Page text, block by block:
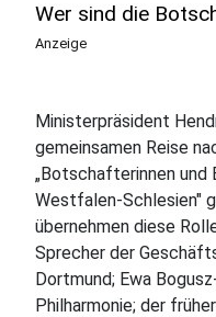
Wer sind die
Anzeige
Ministerpräsident
gemeinsamen Reise
„Botschafterinnen
Westfalen-Schlesien"
übernehmen diese
Sprecher der
Dortmund; Ewa
Philharmonie; der